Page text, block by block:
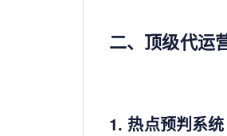
二、顶级代运
1. 热点预判系统